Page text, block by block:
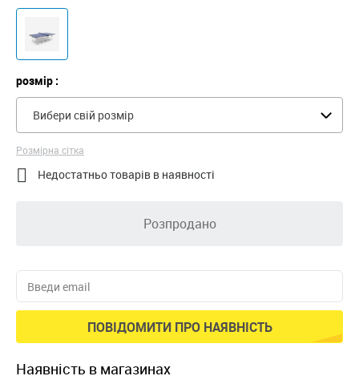
розмір :
Вибери свій розмір
Розмірна сітка
 Недостатньо товарів в наявності
Розпродано
ПОВІДОМИТИ ПРО НАЯВНІСТЬ
наявність в магазинах